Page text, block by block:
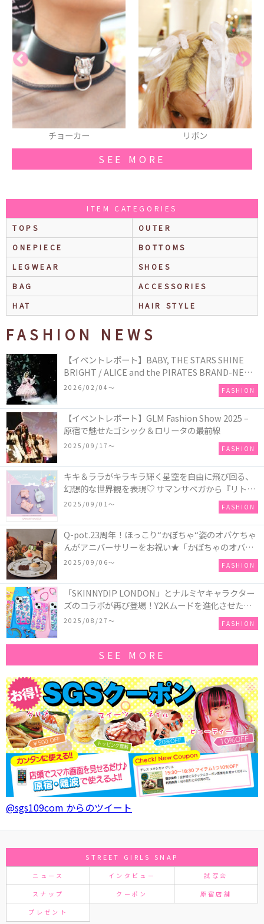
リボン バングル
SEE MORE
ITEM CATEGORIES
TOPS
OUTER
ONEPIECE
BOTTOMS
LEGWEAR
SHOES
BAG
ACCESSORIES
HAT
HAIR STYLE
FASHION NEWS
【イベントレポート】BABY, THE STARS SHINE
BRIGHT / ALICE and the PIRATES BRAND-NEW
COLLECTION in TOKYO
2026/02/04〜 FASHION
【イベントレポート】GLM Fashion Show 2025 –
原宿で魅せたゴシック＆ロリータの最前線
2025/09/17〜 FASHION
キキ＆ララがキラキラ輝く星空を自由に飛び回る、
幻想的な世界観を表現♡ サマンサベガから『リトル
ツインスターズ』50周年アニバーサリーイヤー』を
2025/09/01〜 FASHION
Q-pot.23周年！ほっこり“かぼちゃ“姿のオバケちゃ
んがアニバーサリーをお祝い★「かぼちゃのオバケ
ーキアクセサリー」が新発売！Q-pot CAFE.では
「かぼちゃのオバケーキプレート」も登場
2025/09/06〜 FASHION
「SKINNYDIP LONDON」とナルミヤキャラクター
ズのコラボが再び登場！Y2Kムードを進化させた新
作コレクションを発売♪
2025/08/27〜 FASHION
SEE MORE
@sgs109com からのツイート
STREET GIRLS SNAP
ニュース インタビュー 試写会
スナップ クーポン 原宿店舗
プレゼント